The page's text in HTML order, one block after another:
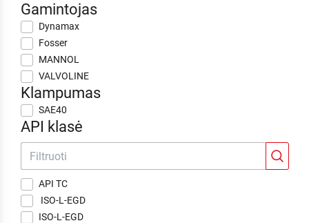
Gamintojas
Dynamax
Fosser
MANNOL
VALVOLINE
Klampumas
SAE40
API klasė
API TC
ISO-L-EGD
ISO-L-EGD